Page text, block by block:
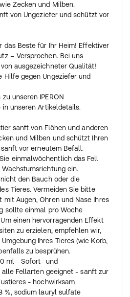
Zecken und Milben.
von Ungeziefer und schützt vor
das Beste für Ihr Heim! Effektiver
– Versprochen. Bei uns
ausgezeichneter Qualität!
Hilfe gegen Ungeziefer und
unseren IPERON
unseren Artikeldetails.
sanft von Flöhen und anderen
und Milben und schützt Ihren
vor erneutem Befall.
einmalwöchentlich das Fell
ein.
den Bauch oder die
Tieres. Vermeiden Sie bitte
mit Augen, Ohren und Nase Ihres
sollte einmal pro Woche
einen hervorragenden Effekt
zu erzielen, empfehlen wir,
Ihres Tieres (wie Korb,
zu besprühen.
ml - Sofort- und
Fellarten geeignet - sanft zur
- hochwirksam
%, sodium lauryl sulfate